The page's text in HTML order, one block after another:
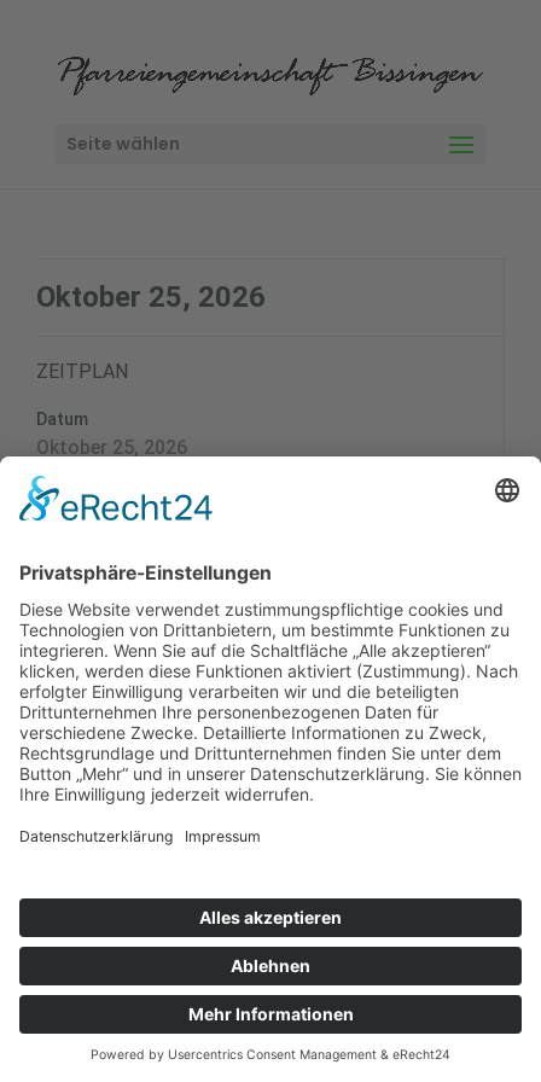
Seite wählen
Oktober 25, 2026
ZEITPLAN
Datum
Oktober 25, 2026
Zeit
9:00
Pfarrgottesdienst
Ort:
Bissingen
Pfarreiengemeinschaft Bissingen ©2024 |
Impressum|Datenschutz